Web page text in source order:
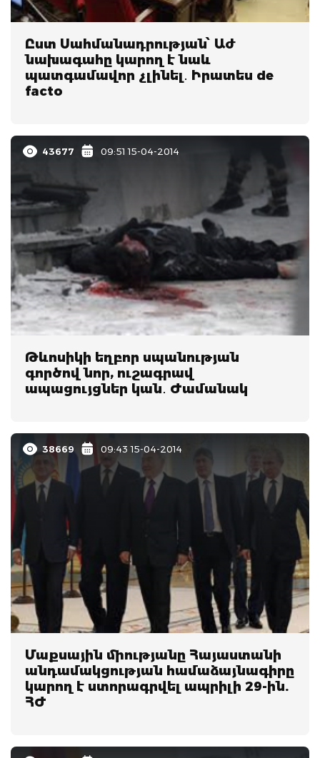
Ըստ Սահմանադրության՝ Աժ
նախագահը կարող է նաև
պատգամավոր չլինել․ Իրատես de
facto
43677 09:51 15-04-2014
Թևոսիկի եղբոր սպանության
գործով նոր, ուշագրավ
ապացույցներ կան․ Ժամանակ
38669 09:43 15-04-2014
Մաքսային միությանը Հայաստանի
անդամակցության համաձայնագիրը
կարող է ստորագրվել ապրիլի 29-ին.
ՀԺ